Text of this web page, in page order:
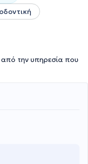
από την υπηρεσία που